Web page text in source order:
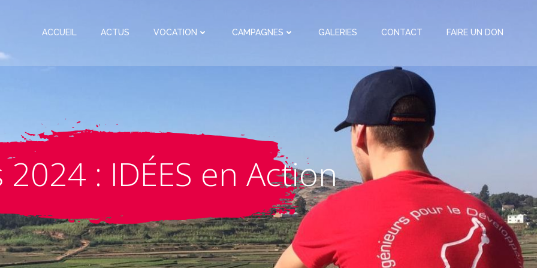
ACCUEIL ACTUS VOCATION CAMPAGNES GALERIES CONTACT FAIRE UN DON
2024 : IDÉES en Action